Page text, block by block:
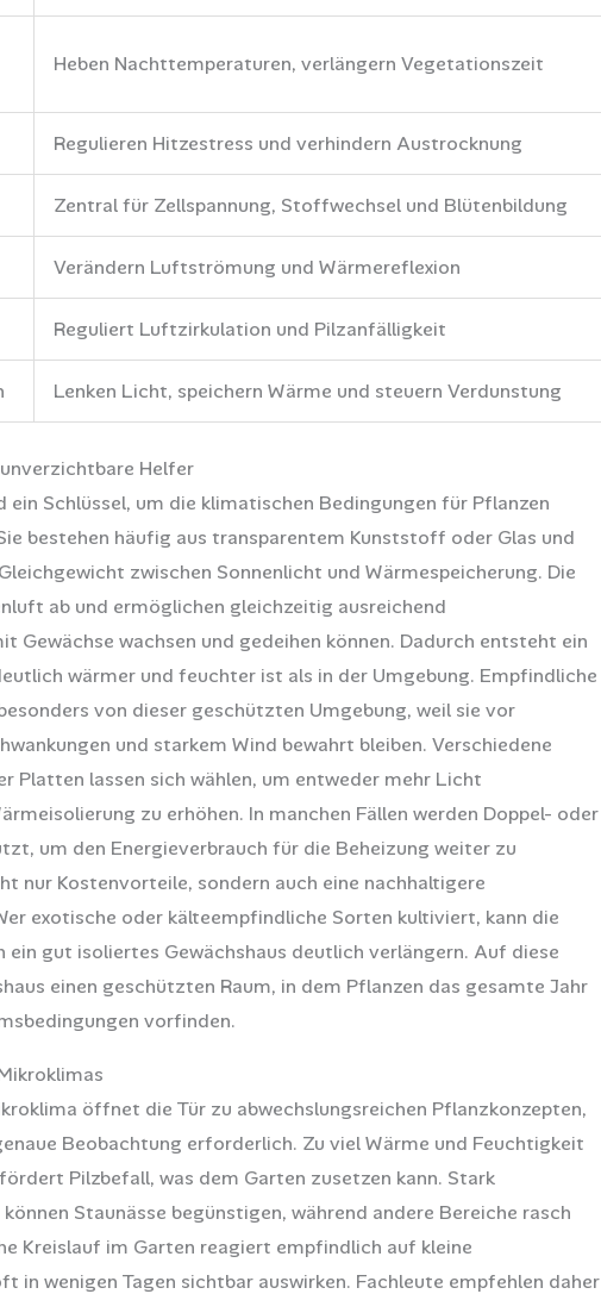
Heben Nachttemperaturen, verlängern Vegetationszeit
Regulieren Hitzestress und verhindern Austrocknung
Zentral für Zellspannung, Stoffwechsel und Blütenbildung
Verändern Luftströmung und Wärmereflexion
Reguliert Luftzirkulation und Pilzanfälligkeit
Lenken Licht, speichern Wärme und steuern Verdunstung
Helfer
ein Schlüssel, um die klimatischen Bedingungen für Pflanzen
bestehen häufig aus transparentem Kunststoff oder Glas und
zwischen Sonnenlicht und Wärmespeicherung. Die
ab und ermöglichen gleichzeitig ausreichend
Gewächse wachsen und gedeihen können. Dadurch entsteht ein
wärmer und feuchter ist als in der Umgebung. Empfindliche
von dieser geschützten Umgebung, weil sie vor
und starkem Wind bewahrt bleiben. Verschiedene
Platten lassen sich wählen, um entweder mehr Licht
zu erhöhen. In manchen Fällen werden Doppel- oder
um den Energieverbrauch für die Beheizung weiter zu
nur Kostenvorteile, sondern auch eine nachhaltigere
exotische oder kälteempfindliche Sorten kultiviert, kann die
gut isoliertes Gewächshaus deutlich verlängern. Auf diese
einen geschützten Raum, in dem Pflanzen das gesamte Jahr
vorfinden.
öffnet die Tür zu abwechslungsreichen Pflanzkonzepten,
Beobachtung erforderlich. Zu viel Wärme und Feuchtigkeit
Pilzbefall, was dem Garten zusetzen kann. Stark
Staunässe begünstigen, während andere Bereiche rasch
Kreislauf im Garten reagiert empfindlich auf kleine
in wenigen Tagen sichtbar auswirken. Fachleute empfehlen daher